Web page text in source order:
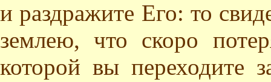
и раздражите Его: то
землею, что скоро
которой вы переходите